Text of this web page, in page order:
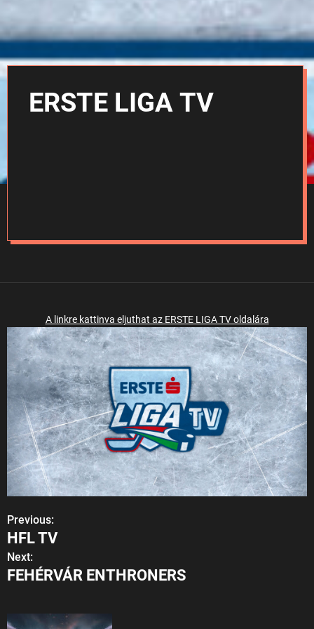
ERSTE LIGA TV
A linkre kattinva eljuthat az ERSTE LIGA TV oldalára
B
e
j
Previous:
HFL TV
Next:
FEHÉRVÁR ENTHRONERS